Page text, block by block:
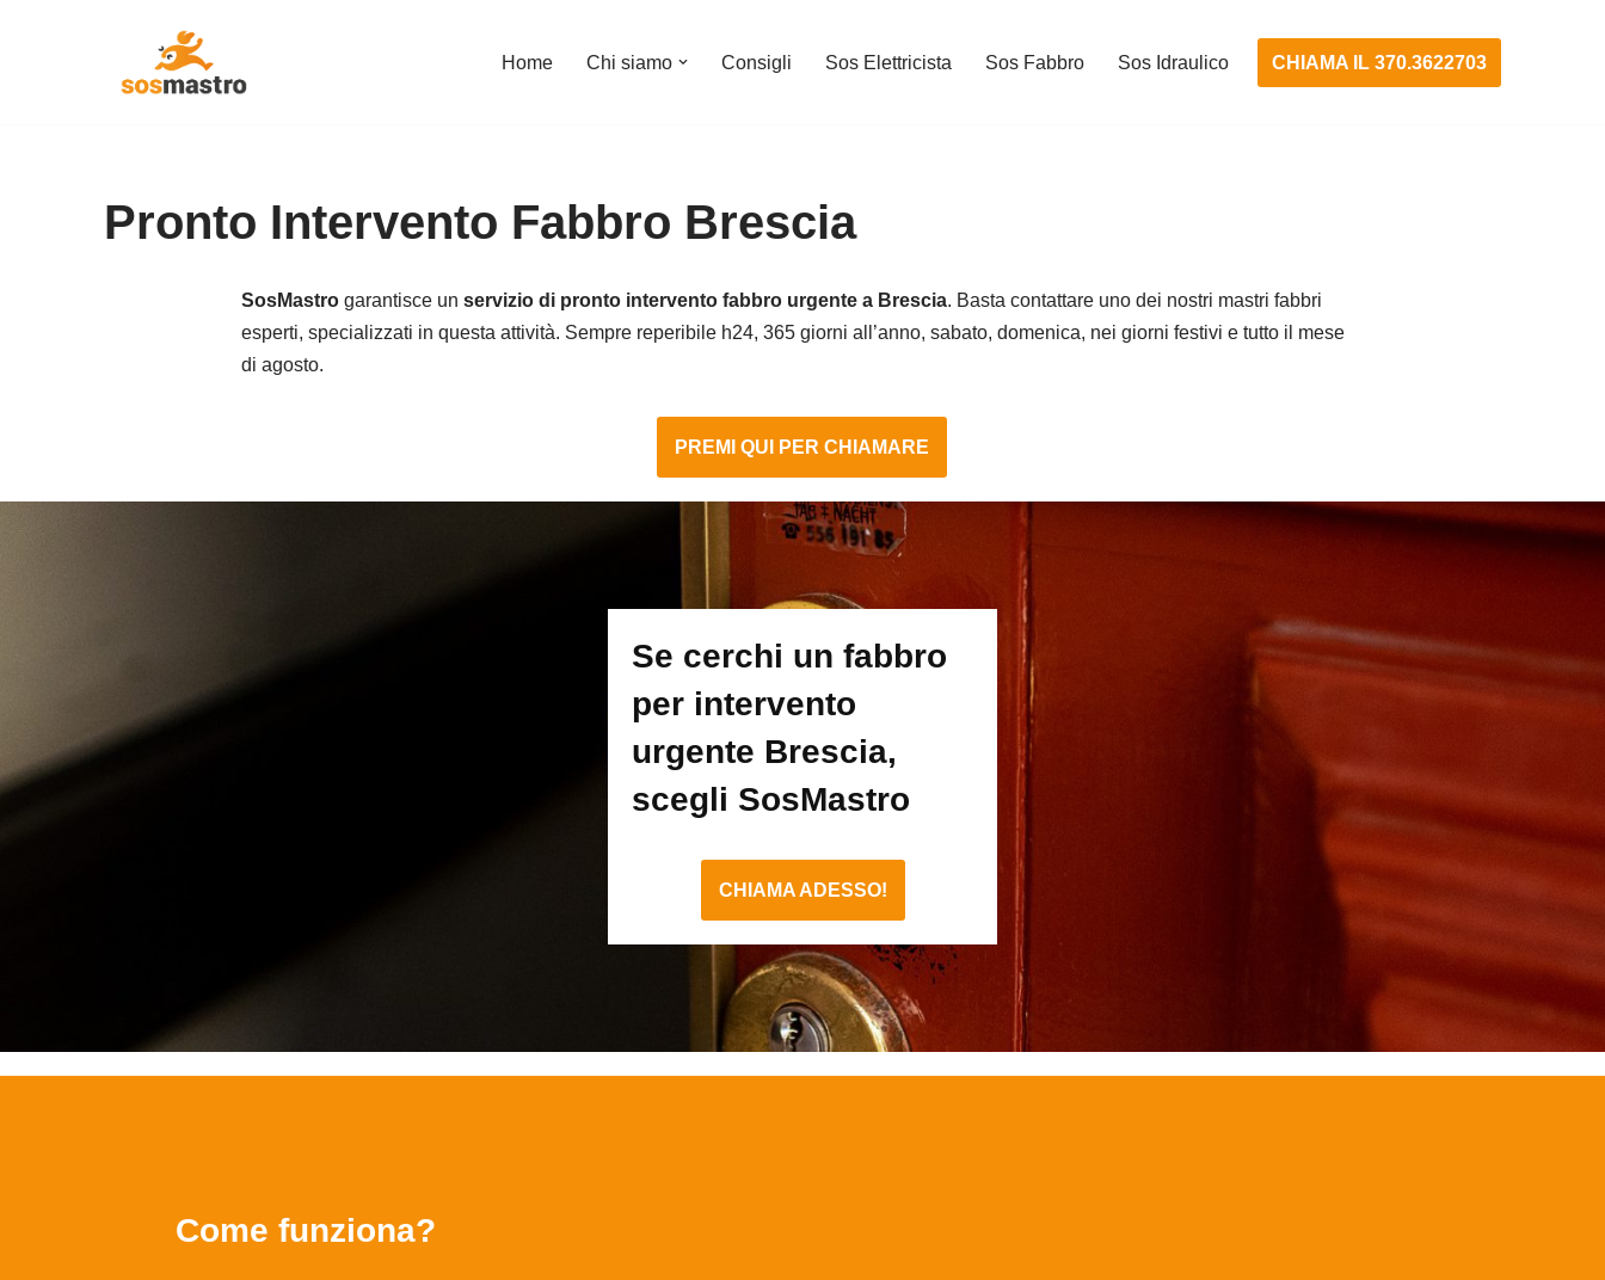
Home Chi siamo Consigli Sos Elettricista Sos Fabbro Sos Idraulico CHIAMA IL 370.3622703
Pronto Intervento Fabbro Brescia
SosMastrogarantisce un servizio di pronto intervento fabbro urgente a Brescia. Basta contattare uno dei nostri mastri fabbri
esperti, specializzati in questa attività. Sempre reperibile h24, 365 giorni all’anno, sabato, domenica, nei giorni festivi e tutto il mese
di agosto.
PREMI QUI PER CHIAMARE
Se cerchi un fabbro
per intervento
urgente Brescia,
scegli SosMastro
CHIAMA ADESSO!
Come funziona?